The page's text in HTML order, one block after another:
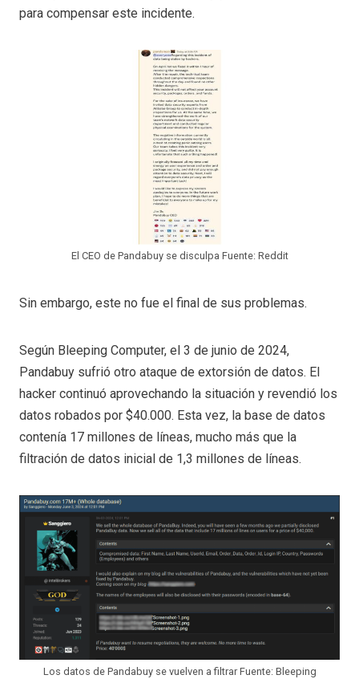
para compensar este incidente.
El CEO de Pandabuy se disculpa Fuente: Reddit
Sin embargo, este no fue el final de sus problemas.
Según Bleeping Computer, el 3 de junio de 2024,
Pandabuy sufrió otro ataque de extorsión de datos. El
hacker continuó aprovechando la situación y revendió los
datos robados por $40.000. Esta vez, la base de datos
contenía 17 millones de líneas, mucho más que la
filtración de datos inicial de 1,3 millones de líneas.
Los datos de Pandabuy se vuelven a filtrar Fuente: Bleeping